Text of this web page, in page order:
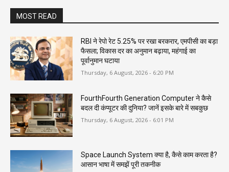
MOST READ
RBI ने रेपो रेट 5.25% पर रखा बरकरार, एमपीसी का बड़ा
फैसला; विकास दर का अनुमान बढ़ाया, महंगाई का
पूर्वानुमान घटाया
Thursday, 6 August, 2026 - 6:20 PM
FourthFourth Generation Computer ने कैसे
बदल दी कंप्यूटर की दुनिया? जानें इसके बारे में सबकुछ
Thursday, 6 August, 2026 - 6:01 PM
Space Launch System क्या है, कैसे काम करता है?
आसान भाषा में समझें पूरी तकनीक